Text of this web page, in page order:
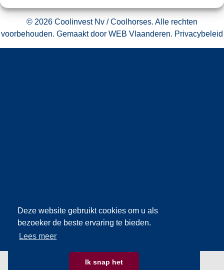
Deze website gebruikt cookies om u als
bezoeker de beste ervaring te bieden.
Lees meer
Ik snap het
© 2026 Coolinvest Nv / Coolhorses. Alle rechten
voorbehouden. Gemaakt door WEB Vlaanderen. Privacybeleid